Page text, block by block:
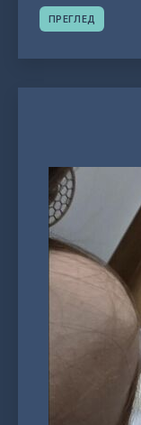
ПРЕГЛЕД